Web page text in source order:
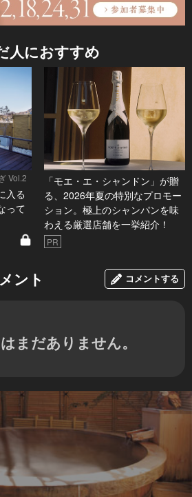
人におすすめ
Vol.2
入る
って
「モエ・エ・シャンドン」が贈
る、2026年夏の特別なプロモー
ション。極上のシャンパンを味
わえる厳選店舗を一挙紹介！
PR
ント コメントする
まだありません。